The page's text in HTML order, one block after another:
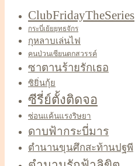
ClubFridayTheSeries
กระบี่เย้ยยุทธจักร
กุหลาบเล่นไฟ
คนป่วนเซียนตกสวรรค์
ซาตานร้ายรักเธอ
ซิยิ่นกุ้ย
ซีรี่ย์ตั้งติดจอ
ซ่อนแค้นแรงริษยา
ดาบฟ้ากระบี่มาร
ตำนานขุนศึกสะท้านปฐพี